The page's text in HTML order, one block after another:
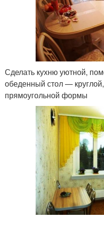
Сделать кухню уютной,
обеденный стол —
прямоугольной формы